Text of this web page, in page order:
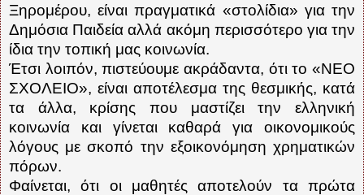
Ξηρομέρου, είναι πραγματικά «στολίδια» για την
Δημόσια Παιδεία αλλά ακόμη περισσότερο για την
ίδια την τοπική μας κοινωνία.
Έτσι λοιπόν, πιστεύουμε ακράδαντα, ότι το «ΝΕΟ
ΣΧΟΛΕΙΟ», είναι αποτέλεσμα της θεσμικής, κατά
τα άλλα, κρίσης που μαστίζει την ελληνική
κοινωνία και γίνεται καθαρά για οικονομικούς
λόγους με σκοπό την εξοικονόμηση χρηματικών
πόρων.
Φαίνεται, ότι οι μαθητές αποτελούν τα πρώτα